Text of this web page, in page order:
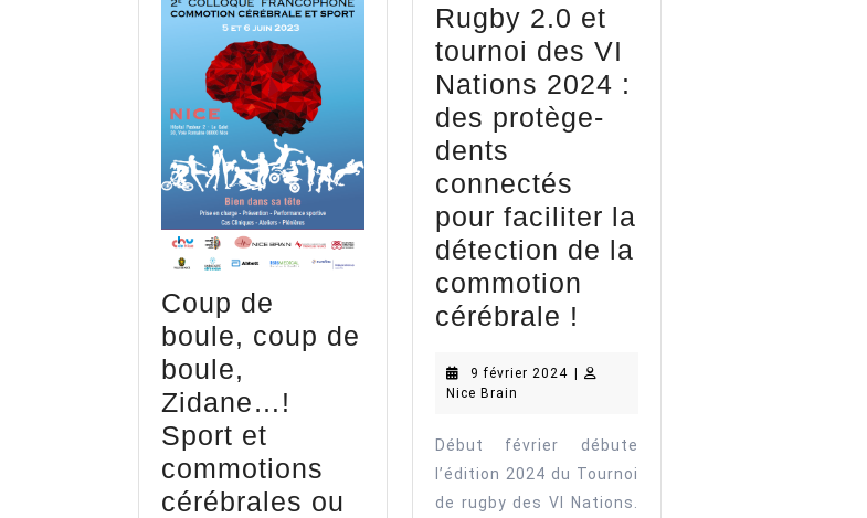
Coup de
boule, coup de
boule,
Zidane…!
Sport et
commotions
cérébrales ou
Rugby 2.0 et
tournoi des VI
Nations 2024 :
des protège-
dents
connectés
pour faciliter la
détection de la
commotion
cérébrale !
et
des
VI
9 février 20249|
Nice Brain
Début février débute
l’édition 2024 du Tournoi
de rugby des VI Nations.